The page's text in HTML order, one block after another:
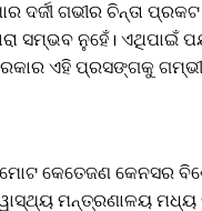
ଗଭୀର ଚିନ୍ତା
ସମ୍ଭବ ନୁହେଁ। ଏଥିପାଇଁ
ଏହି ପ୍ରସଙ୍ଗକୁ
କେତେଜଣ କେନସର
ମନ୍ତ୍ରଣାଳୟ